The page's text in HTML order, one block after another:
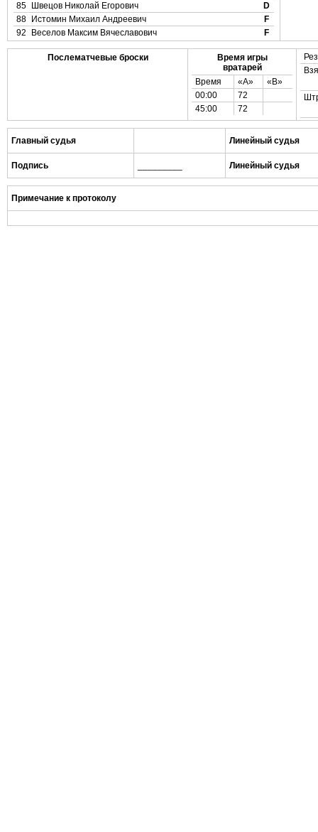
85
Швецов Николай Егорович
D
88
Истомин Михаил Андреевич
F
92
Веселов Максим Вячеславович F
Послематчевые броски
Время игры
вратарей
Время
«А»
«B»
00:00
72
45:00
72
Главный судья Линейный судья
Подпись Линейный судья
Примечание к протоколу